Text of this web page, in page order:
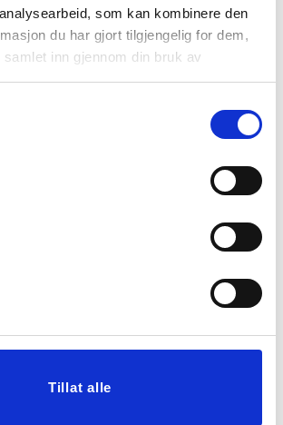
som kan kombinere den
du har gjort tilgjengelig for dem,
inn gjennom din bruk av
Tillat alle
Vis mer